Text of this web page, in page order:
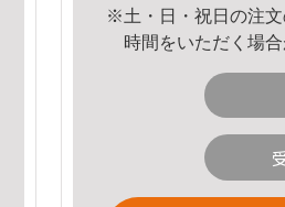
※土・日・祝日の注
時間をいただく場合